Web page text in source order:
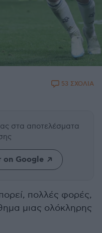
53 ΣΧΟΛΙΑ
στα αποτελέσματα
on Google
πολλές φορές,
μιας ολόκληρης